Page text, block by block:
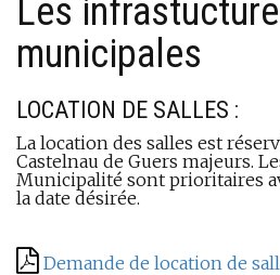
Les
municipales
LOCATION DE SALLES :
La location des salles est
Castelnau de Guers majeurs.
Municipalité sont prioritaires
la date désirée.
Demande de location de